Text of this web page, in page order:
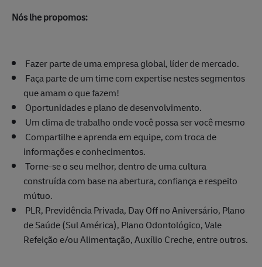
Nós lhe propomos:
Fazer parte de uma empresa global, líder de mercado.
Faça parte de um time com expertise nestes segmentos
que amam o que fazem!
Oportunidades e plano de desenvolvimento.
Um clima de trabalho onde você possa ser você mesmo
Compartilhe e aprenda em equipe, com troca de
informações e conhecimentos.
Torne-se o seu melhor, dentro de uma cultura
construída com base na abertura, confiança e respeito
mútuo.
PLR, Previdência Privada, Day Off no Aniversário, Plano
de Saúde (Sul América), Plano Odontológico, Vale
Refeição e/ou Alimentação, Auxílio Creche, entre outros.